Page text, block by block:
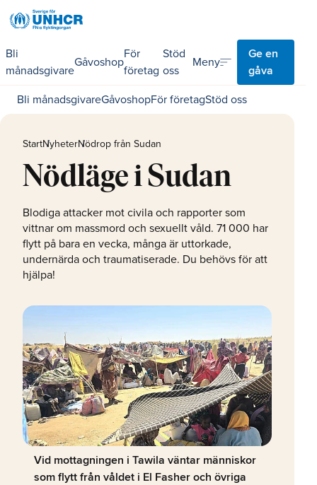
Bli
månadsgivare
Gåvoshop
För
företag
Stöd
oss
Menysort
Ge en
gåva
Bli månadsgivareGåvoshopFör företagStöd oss
StartNyheterNödrop från Sudan
Nödläge i Sudan
Blodiga attacker mot civila och rapporter som
vittnar om massmord och sexuellt våld. 71 000 har
flytt på bara en vecka, många är uttorkade,
undernärda och traumatiserade. Du behövs för att
hjälpa!
Vid mottagningen i Tawila väntar människor
som flytt från våldet i El Fasher och övriga